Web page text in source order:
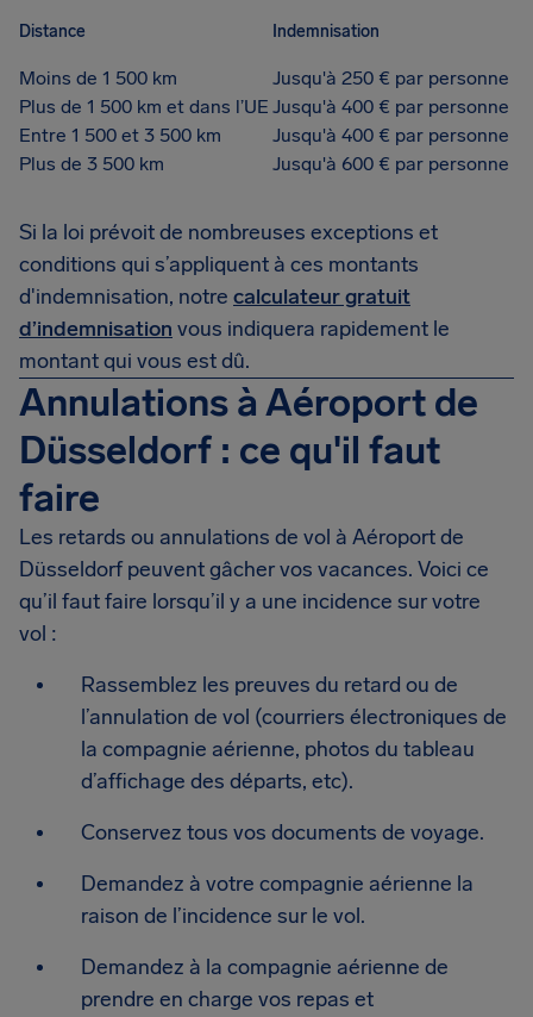
Distance Indemnisation
Moins de 1 500 km
Jusqu'à 250 € par personne
Plus de 1 500 km et dans l’UE Jusqu'à 400 € par personne
Entre 1 500 et 3 500 km
Jusqu'à 400 € par personne
Plus de 3 500 km
Jusqu'à 600 € par personne
Si la loi prévoit de nombreuses exceptions et
conditions qui s’appliquent à ces montants
d'indemnisation, notre calculateur gratuit
d’indemnisation vous indiquera rapidement le
montant qui vous est dû.
Annulations à Aéroport de
Düsseldorf : ce qu'il faut
faire
Les retards ou annulations de vol à Aéroport de
Düsseldorf peuvent gâcher vos vacances. Voici ce
qu’il faut faire lorsqu’il y a une incidence sur votre
vol :
Rassemblez les preuves du retard ou de
l’annulation de vol (courriers électroniques de
la compagnie aérienne, photos du tableau
d’affichage des départs, etc).
Conservez tous vos documents de voyage.
Demandez à votre compagnie aérienne la
raison de l’incidence sur le vol.
Demandez à la compagnie aérienne de
prendre en charge vos repas et